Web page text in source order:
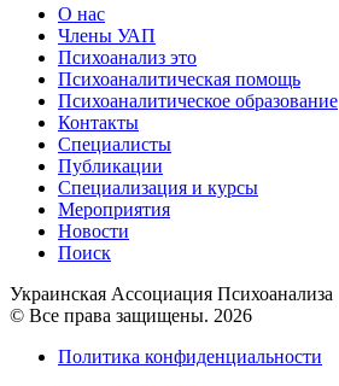
О нас
Члены УАП
Психоанализ это
Психоаналитическая помощь
Психоаналитическое образование
Контакты
Специалисты
Публикации
Специализация и курсы
Мероприятия
Новости
Поиск
Украинская Ассоциация Психоанализа
© Все права защищены. 2026
Политика конфиденциальности